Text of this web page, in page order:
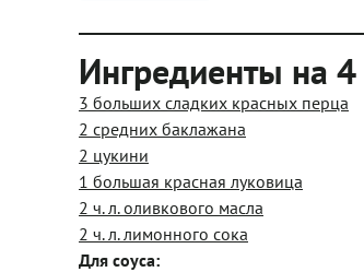
Ингредиенты на
3 больших сладких красных перца
2 средних баклажана
2 цукини
1 большая красная луковица
2 ч. л. оливкового масла
2 ч. л. лимонного сока
Для соуса: